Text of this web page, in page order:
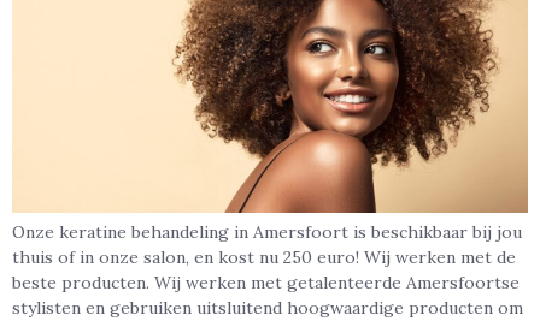
Onze keratine behandeling in Amersfoort is beschikbaar bij jou
thuis of in onze salon, en kost nu 250 euro! Wij werken met de
beste producten. Wij werken met getalenteerde Amersfoortse
stylisten en gebruiken uitsluitend hoogwaardige producten om